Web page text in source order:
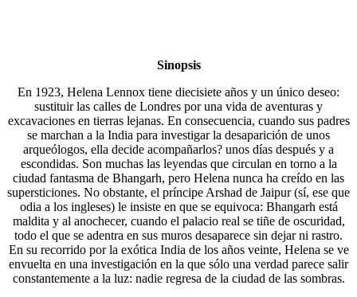
Sinopsis
En 1923, Helena Lennox tiene diecisiete años y un único deseo:
sustituir las calles de Londres por una vida de aventuras y
excavaciones en tierras lejanas. En consecuencia, cuando sus padres
se marchan a la India para investigar la desaparición de unos
arqueólogos, ella decide acompañarlos? unos días después y a
escondidas. Son muchas las leyendas que circulan en torno a la
ciudad fantasma de Bhangarh, pero Helena nunca ha creído en las
supersticiones. No obstante, el príncipe Arshad de Jaipur (sí, ese que
odia a los ingleses) le insiste en que se equivoca: Bhangarh está
maldita y al anochecer, cuando el palacio real se tiñe de oscuridad,
todo el que se adentra en sus muros desaparece sin dejar ni rastro.
En su recorrido por la exótica India de los años veinte, Helena se ve
envuelta en una investigación en la que sólo una verdad parece salir
constantemente a la luz: nadie regresa de la ciudad de las sombras.